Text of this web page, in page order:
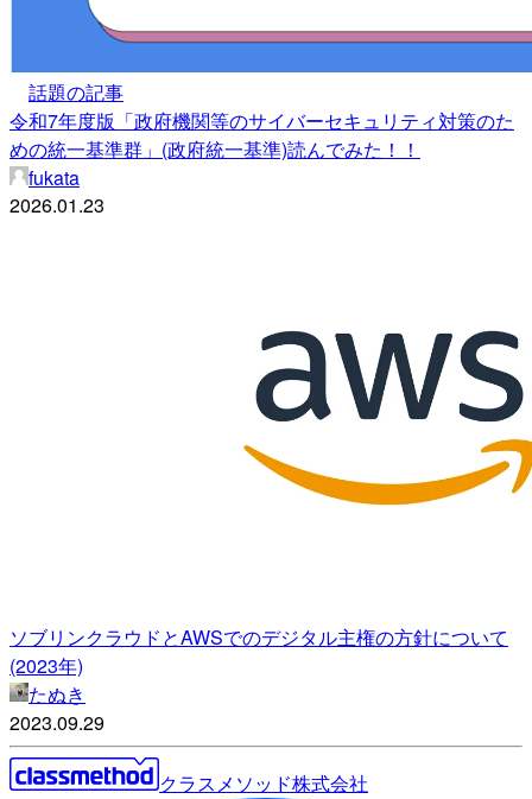
話題の記事
令和7年度版「政府機関等のサイバーセキュリティ対策のた
めの統一基準群」(政府統一基準)読んでみた！！
fukata
2026.01.23
ソブリンクラウドとAWSでのデジタル主権の方針について
(2023年)
たぬき
2023.09.29
クラスメソッド株式会社